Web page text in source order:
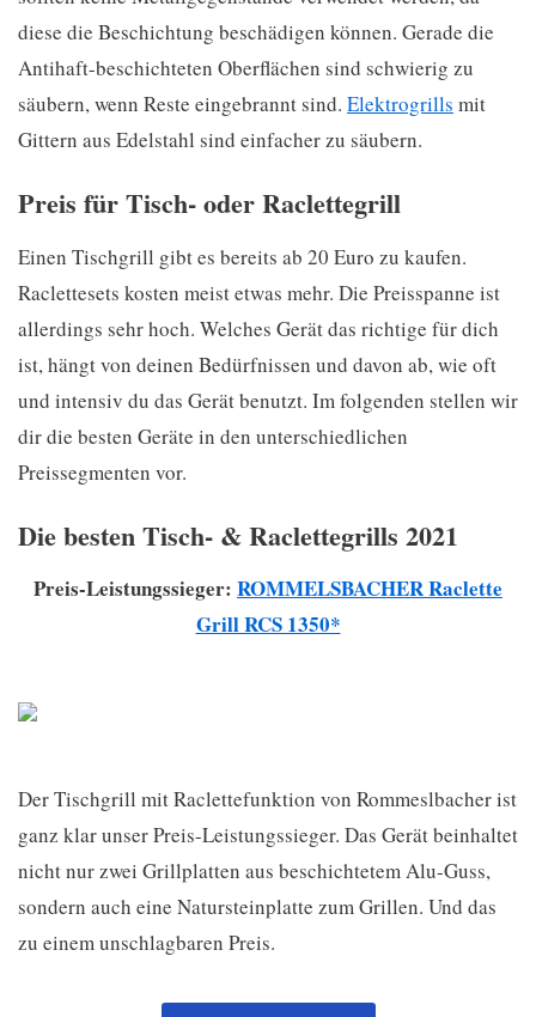
diese die Beschichtung beschädigen können. Gerade die
Antihaft-beschichteten Oberflächen sind schwierig zu
säubern, wenn Reste eingebrannt sind. Elektrogrills mit
Gittern aus Edelstahl sind einfacher zu säubern.
Preis für Tisch- oder Raclettegrill
Einen Tischgrill gibt es bereits ab 20 Euro zu kaufen.
Raclettesets kosten meist etwas mehr. Die Preisspanne ist
allerdings sehr hoch. Welches Gerät das richtige für dich
ist, hängt von deinen Bedürfnissen und davon ab, wie oft
und intensiv du das Gerät benutzt. Im folgenden stellen wir
dir die besten Geräte in den unterschiedlichen
Preissegmenten vor.
Die besten Tisch- & Raclettegrills 2021
Preis-Leistungssieger: ROMMELSBACHER Raclette
Grill RCS 1350*
Der Tischgrill mit Raclettefunktion von Rommeslbacher ist
ganz klar unser Preis-Leistungssieger. Das Gerät beinhaltet
nicht nur zwei Grillplatten aus beschichtetem Alu-Guss,
sondern auch eine Natursteinplatte zum Grillen. Und das
zu einem unschlagbaren Preis.